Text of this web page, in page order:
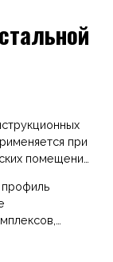
при
помещений
и